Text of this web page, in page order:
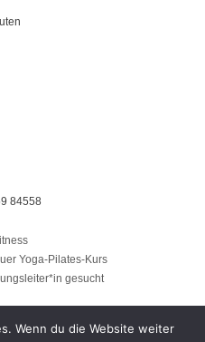
84558
Yoga-Pilates-Kurs
gesucht
Wenn du die Website weiter